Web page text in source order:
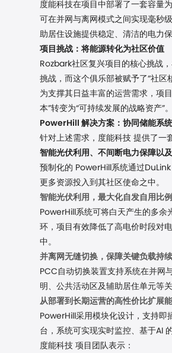
度能科技在项目中部署了一套容量为
可在并网与离网模式之间实现毫秒
助居住设施提供稳定、清洁的电力保
项目挑战：将能源转化为社区价值
Rozbark社区复兴项目的核心挑战
挑战，而这个俱乐部被赋予了“社区
为支撑其日益丰富的运营需求，项
本”转变为“可持续发展的战略资产”。
PowerHill 解决方案：协同储能系
针对上述需求，度能科技提供了一
智能光伏利用、不间断电力保障以
预制化的 PowerHill系统通过
更多资源投入到其社区使命之中。
智能光伏利用，最大化自发自用比例
PowerHill系统可将白天产生的多余
环，项目有效降低了高电价时段对
中。
并离网无缝切换，保障关键负载持
PCC自动切换装置支持系统在并网
明、公共活动区及辅助居住单元等
从部署到长期运营的高性价比扩展
PowerHill采用模块化设计，支持即
台，系统可实现实时监控、基于AI
度能科技项目团队表示：